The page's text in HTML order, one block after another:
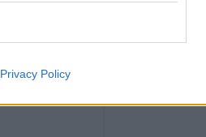
Privacy Policy